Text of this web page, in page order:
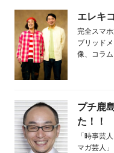
エレキ
完全スマ
ブリッド
像、コラム
プチ鹿
た！！
「時事芸
マガ芸人